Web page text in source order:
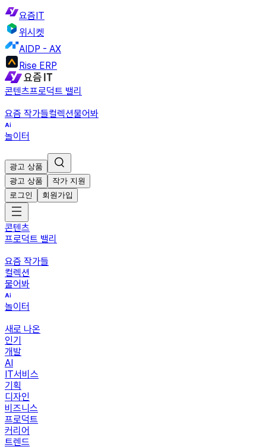
요즘IT
위시켓
AIDP - AX
Rise ERP
콘텐츠프로덕트 밸리
요즘 작가들컬렉션물어봐
놀이터
광고 상품
광고 상품
작가 지원
로그인
회원가입
콘텐츠
프로덕트 밸리
요즘 작가들
컬렉션
물어봐
놀이터
새로 나온
인기
개발
AI
IT서비스
기획
디자인
비즈니스
프로덕트
커리어
트렌드